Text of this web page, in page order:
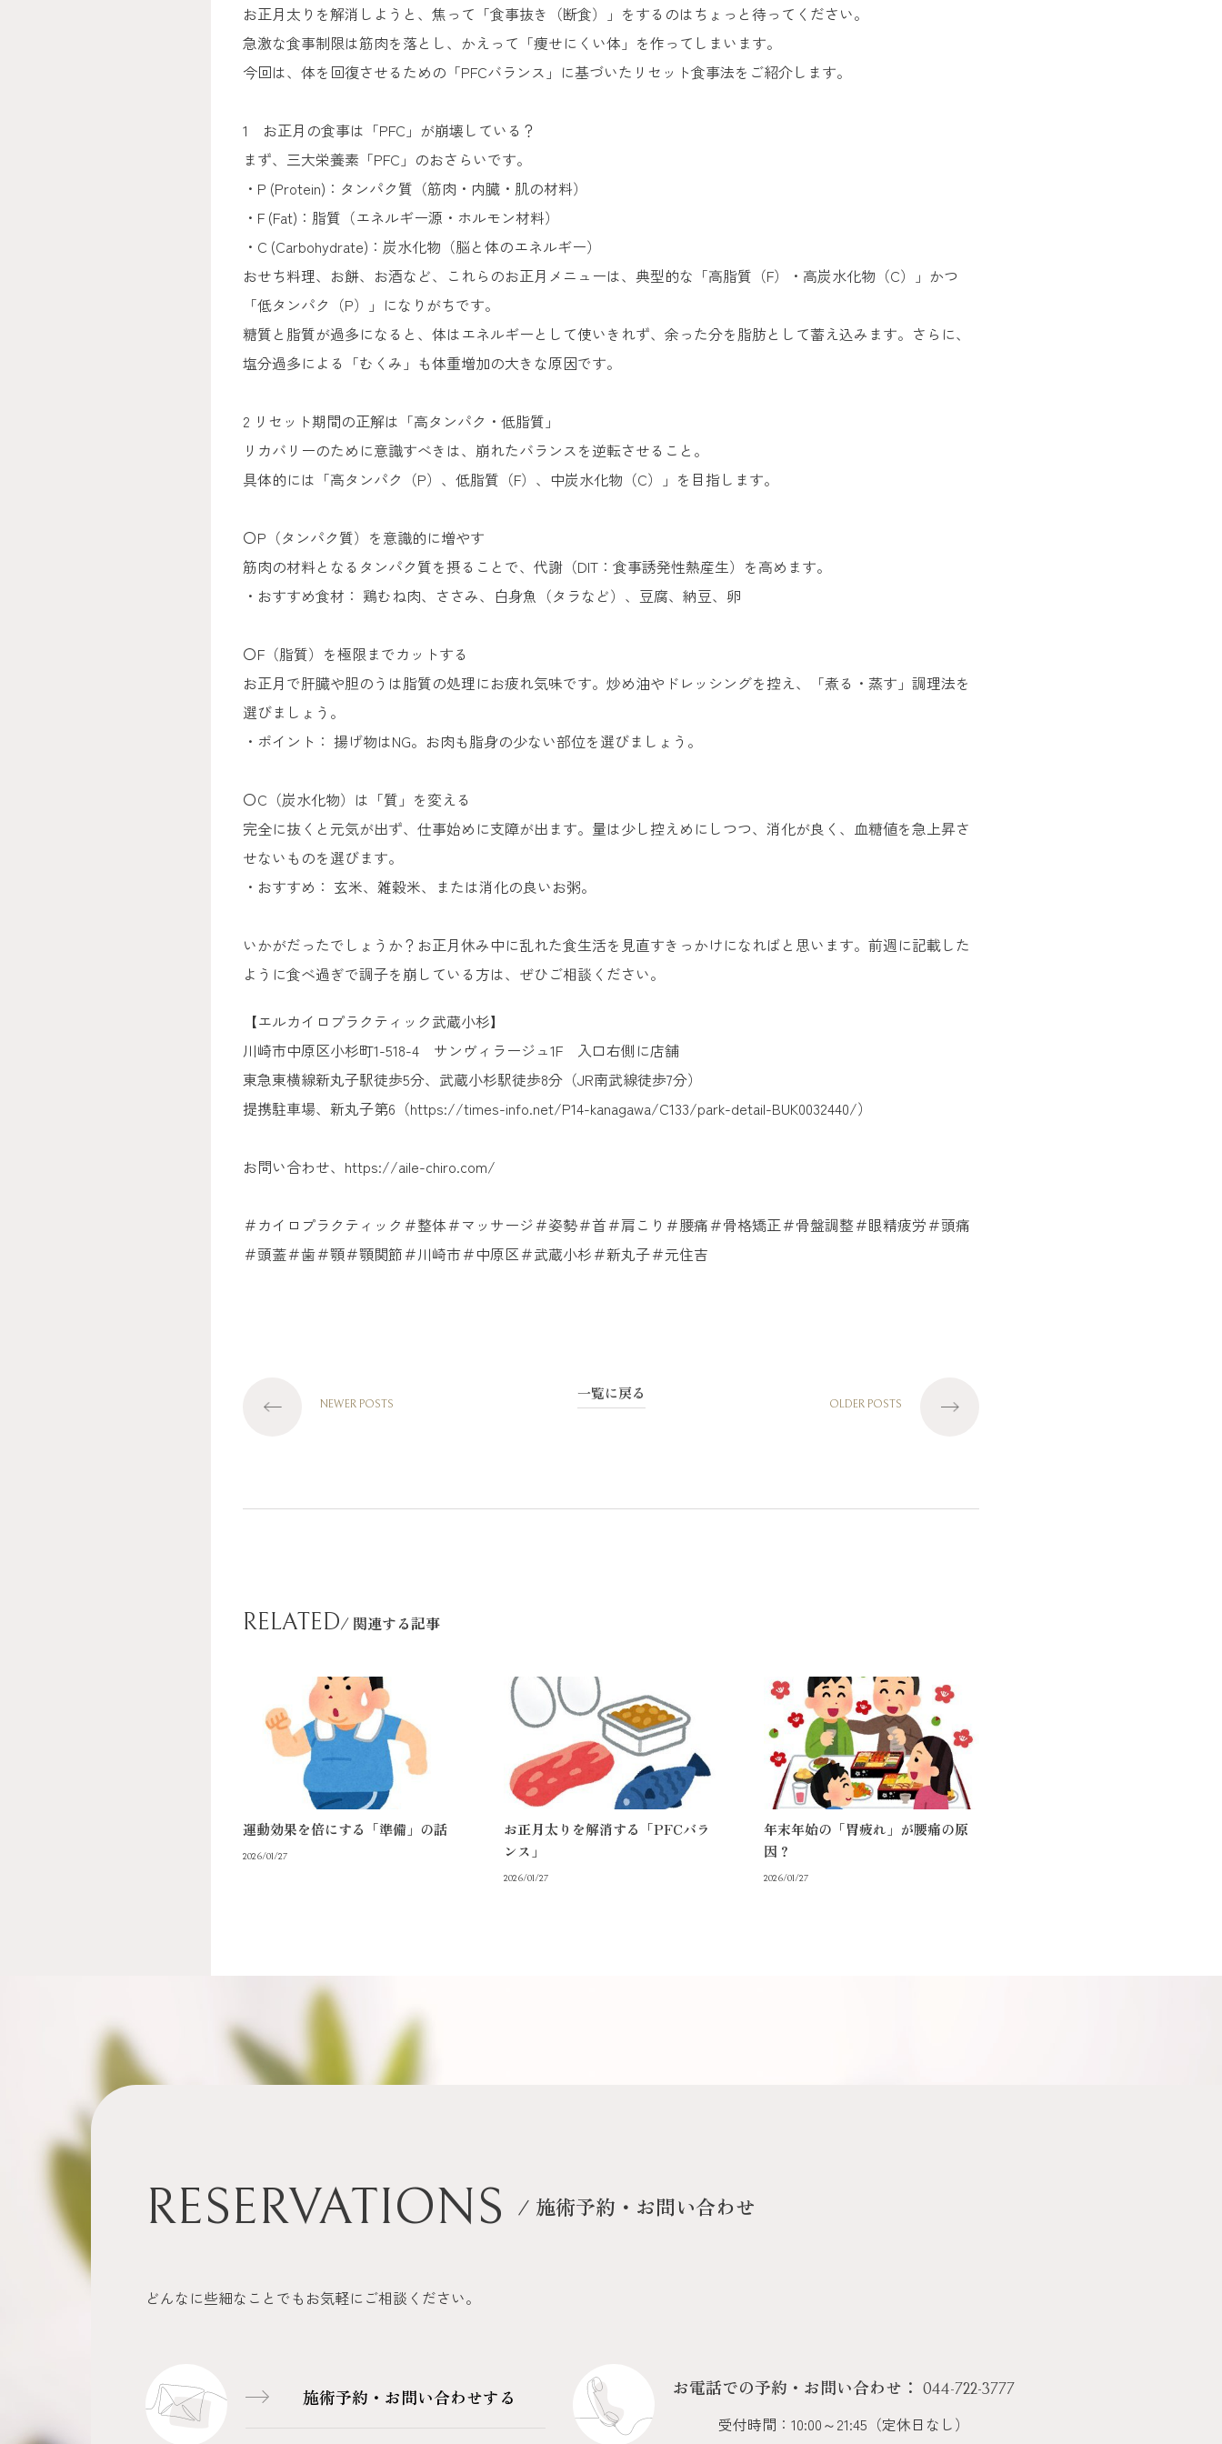
当院について
症例
受付時間：10:00〜21:45（定休日なし）
お正月太りを解消しようと、焦って「食事抜き（断食）」をするのはちょっと待ってください。
急激な食事制限は筋肉を落とし、かえって「痩せにくい体」を作ってしまいます。
今回は、体を回復させるための「PFCバランス」に基づいたリセット食事法をご紹介します。
1 お正月の食事は「PFC」が崩壊している？
まず、三大栄養素「PFC」のおさらいです。
・P (Protein)：タンパク質（筋肉・内臓・肌の材料）
・F (Fat)：脂質（エネルギー源・ホルモン材料）
・C (Carbohydrate)：炭水化物（脳と体のエネルギー）
おせち料理、お餅、お酒など、これらのお正月メニューは、典型的な「高脂質（F）・高炭水化物（C）」かつ
「低タンパク（P）」になりがちです。
糖質と脂質が過多になると、体はエネルギーとして使いきれず、余った分を脂肪として蓄え込みます。さらに、
塩分過多による「むくみ」も体重増加の大きな原因です。
2 リセット期間の正解は「高タンパク・低脂質」
リカバリーのために意識すべきは、崩れたバランスを逆転させること。
具体的には「高タンパク（P）、低脂質（F）、中炭水化物（C）」を目指します。
〇P（タンパク質）を意識的に増やす
筋肉の材料となるタンパク質を摂ることで、代謝（DIT：食事誘発性熱産生）を高めます。
・おすすめ食材： 鶏むね肉、ささみ、白身魚（タラなど）、豆腐、納豆、卵
〇F（脂質）を極限までカットする
お正月で肝臓や胆のうは脂質の処理にお疲れ気味です。炒め油やドレッシングを控え、「煮る・蒸す」調理法を
選びましょう。
・ポイント： 揚げ物はNG。お肉も脂身の少ない部位を選びましょう。
〇C（炭水化物）は「質」を変える
完全に抜くと元気が出ず、仕事始めに支障が出ます。量は少し控えめにしつつ、消化が良く、血糖値を急上昇さ
せないものを選びます。
・おすすめ： 玄米、雑穀米、または消化の良いお粥。
いかがだったでしょうか？お正月休み中に乱れた食生活を見直すきっかけになればと思います。前週に記載した
ように食べ過ぎで調子を崩している方は、ぜひご相談ください。
【エルカイロプラクティック武蔵小杉】
川崎市中原区小杉町1-518-4 サンヴィラージュ1F 入口右側に店舗
東急東横線新丸子駅徒歩5分、武蔵小杉駅徒歩8分（JR南武線徒歩7分）
提携駐車場、新丸子第6（https://times-info.net/P14-kanagawa/C133/park-detail-BUK0032440/）
お問い合わせ、https://aile-chiro.com/
＃カイロプラクティック＃整体＃マッサージ＃姿勢＃首＃肩こり＃腰痛＃骨格矯正＃骨盤調整＃眼精疲労＃頭痛
＃頭蓋＃歯＃顎＃顎関節＃川崎市＃中原区＃武蔵小杉＃新丸子＃元住吉
NEWER POSTS
一覧に戻る
OLDER POSTS
RELATED/ 関連する記事
運動効果を倍にする「準備」の話
2026/01/27
お正月太りを解消する「PFCバラ
ンス」
2026/01/27
年末年始の「胃疲れ」が腰痛の原
因？
2026/01/27
RESERVATIONS / 施術予約・お問い合わせ
どんなに些細なことでもお気軽にご相談ください。
施術予約・ お問い合わせする お電話での予約・お問い合わせ： 044-722-3777
受付時間：10:00～21:45（定休日なし）